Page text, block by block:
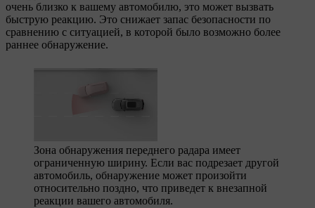
очень близко к вашему автомобилю, это может вызвать
быструю реакцию. Это снижает запас безопасности по
сравнению с ситуацией, в которой было возможно более
раннее обнаружение.
Зона обнаружения переднего радара имеет
ограниченную ширину. Если вас подрезает другой
автомобиль, обнаружение может произойти
относительно поздно, что приведет к внезапной
реакции вашего автомобиля.